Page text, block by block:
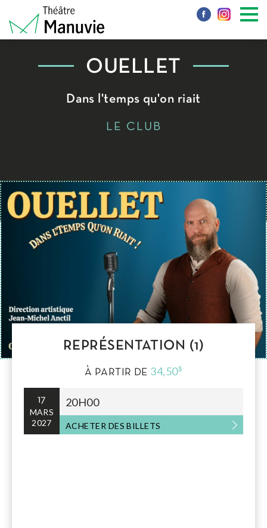
OUELLET
Dans l'temps qu'on riait
LE CLUB
REPRÉSENTATION (1)
À PARTIR DE 34,50$
17
MARS
2027
20H00
ACHETER DES BILLETS